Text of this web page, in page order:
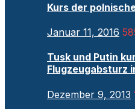
Kurs der
Januar 11, 2016
Tusk und Putin
Flugzeugabsturz
Dezember 9, 2013